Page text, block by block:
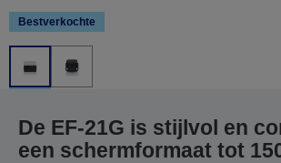
Bestverkochte
De EF-21G is stijlvol en
een schermformaat tot